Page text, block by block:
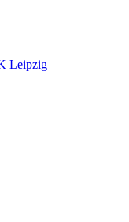
Leipzig